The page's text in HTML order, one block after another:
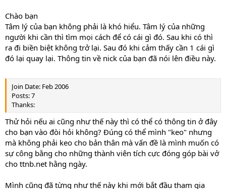
Chào bạn
Tâm lý của bạn không phải là khó hiểu. Tâm lý của những
người khi cần thì tìm mọi cách để có cái gì đó. Sau khi có thì
ra đi biền biệt không trở lại. Sau đó khi cảm thấy cần 1 cái gì
đó lại quay lại. Thông tin về nick của bạn đã nói lên điều này.
Join Date: Feb 2006
Posts: 7
Thanks:
Thử hỏi nếu ai cũng như thế này thì có thể có thông tin ở đây
cho bạn vào đòi hỏi không? Đúng có thể mình "keo" nhưng
mà không phải keo cho bản thân mà vấn đề là mình muốn có
sự công bằng cho những thành viên tích cực đóng góp bài vở
cho ttnb.net hằng ngày.
Mình cũng đã từng như thế này khi mới bắt đầu tham gia